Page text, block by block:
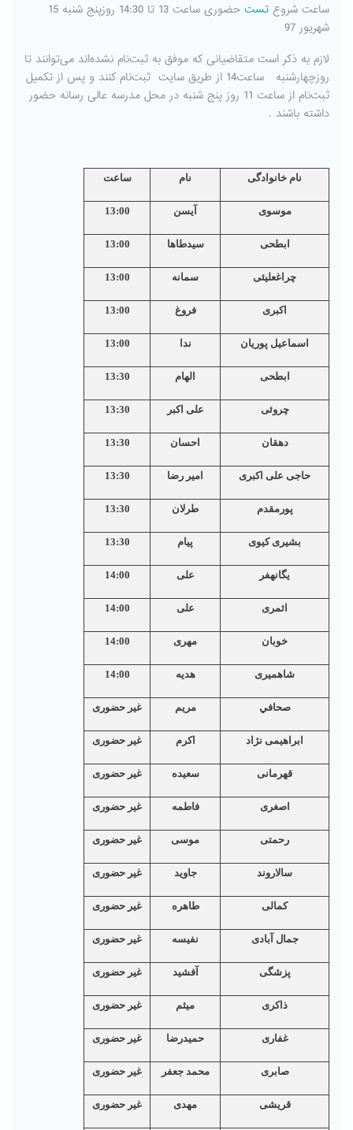
ساعت شروع تست
حضوری ساعت 13 تا 14:30 روزپنج شنبه 15
شهریور 97
لازم به ذکر است متقاضیانی که موفق به ثبت‌نام نشده‌اند می‌توانند تا
روزچهارشنبه ساعت14 از طریق سایت ثبت‌نام کنند و پس از تکمیل
ثبت‌نام از ساعت 11 روز پنج شنبه در محل مدرسه عالی رسانه حضور
داشته باشند .
نام خانوادگی نام ساعت
موسوی آیسن 13:00
ابطحی سیدطاها 13:00
چراغعلیئی سمانه 13:00
اکبری فروغ 13:00
اسماعیل پوریان ندا 13:00
ابطحی الهام 13:30
چروئى على اکبر 13:30
دهقان احسان 13:30
حاجی علی اکبری امیر رضا 13:30
پورمقدم طرلان 13:30
بشیری کیوی پیام 13:30
یگانهفر علی 14:00
اثمری علی 14:00
خوبان مهری 14:00
شاهمیری هدیه 14:00
صحافي مریم غیر حضوری
ابراهیمی نژاد اکرم غیر حضوری
قهرمانی سعیده غیر حضوری
اصغری فاطمه غیر حضوری
رحمتی موسی غیر حضوری
سالاروند جاوید غیر حضوری
کمالی طاهره غیر حضوری
جمال آبادی نفيسه غیر حضوری
پزشگی آفشيد غیر حضوری
ذاکری ميثم غیر حضوری
غفاری حمیدرضا غیر حضوری
صابری محمد جعفر غیر حضوری
قریشی مهدی غیر حضوری